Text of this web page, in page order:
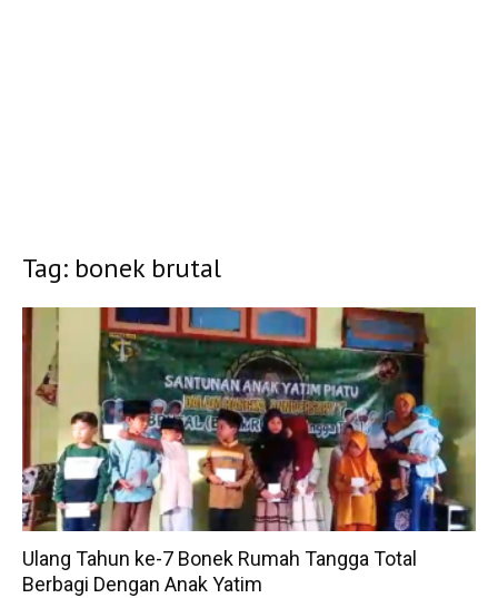
Tag: bonek brutal
Ulang Tahun ke-7 Bonek Rumah Tangga Total
Berbagi Dengan Anak Yatim